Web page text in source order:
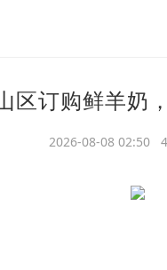
区订购鲜羊奶
2026-08-08 02:50